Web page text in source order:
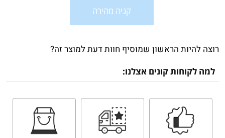
קניה מהירה
רוצה להיות הראשון שמוסיף חוות דעת למוצר זה?
למה לקוחות קונים אצלנו: